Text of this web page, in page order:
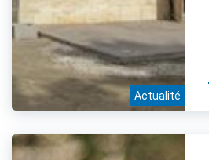
Actualité